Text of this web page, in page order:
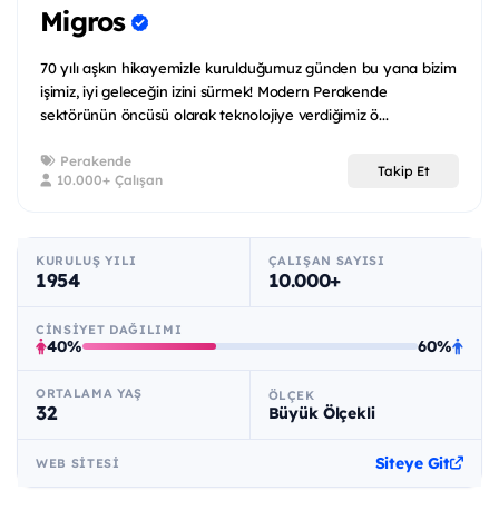
Migros
70 yılı aşkın hikayemizle kurulduğumuz günden bu yana bizim
işimiz, iyi geleceğin izini sürmek! Modern Perakende
sektörünün öncüsü olarak teknolojiye verdiğimiz ö...
Perakende
10.000+ Çalışan
Takip Et
KURULUŞ YILI
1954
ÇALIŞAN SAYISI
10.000+
CINSIYET DAĞILIMI
40% 60%
ORTALAMA YAŞ
32
ÖLÇEK
Büyük Ölçekli
WEB SITESI Siteye Git